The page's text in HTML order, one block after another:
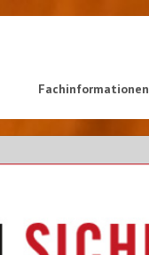
Fachinformationen